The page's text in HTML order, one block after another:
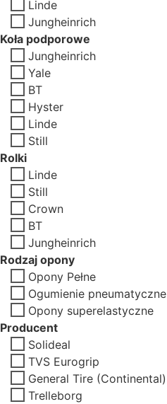
Linde
Jungheinrich
Koła podporowe
Jungheinrich
Yale
BT
Hyster
Linde
Still
Rolki
Linde
Still
Crown
BT
Jungheinrich
Rodzaj opony
Opony Pełne
Ogumienie pneumatyczne
Opony superelastyczne
Producent
Solideal
TVS Eurogrip
General Tire (Continental)
Trelleborg